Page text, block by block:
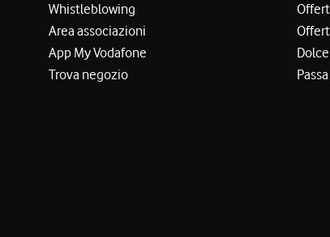
Whistleblowing
Area associazioni
App My Vodafone
Trova negozio